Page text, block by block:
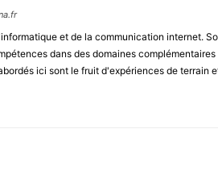
et de la communication internet.
dans des domaines
ici sont le fruit d'expériences de terrain